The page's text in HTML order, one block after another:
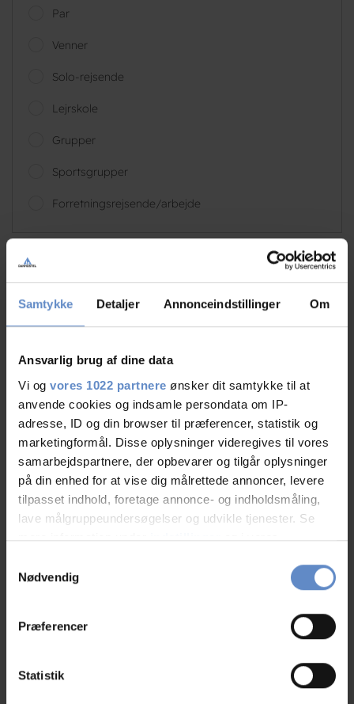
Samtykke Detaljer Annonceindstillinger Om
Ansvarlig brug af dine data
Vi og vores 1022 partnere ønsker dit samtykke til at
anvende cookies og indsamle persondata om IP-
adresse, ID og din browser til præferencer, statistik og
marketingformål. Disse oplysninger videregives til vores
samarbejdspartnere, der opbevarer og tilgår oplysninger
på din enhed for at vise dig målrettede annoncer, levere
tilpasset indhold, foretage annonce- og indholdsmåling,
lave målgruppeundersøgelser og udvikle tjenester. Se
mere information underindstillingerog i vores
tilbage eller ændre indstillinger fra vores
"Cookiedeklaration", eller ved at trykke på "Privacy
Indsamle præcise oplysninger om din placering,
Nødvendig
Præferencer
Statistik
Par
Venner
Solo-rejsende
Lejrskole
Grupper
Sportsgrupper
Forretningsrejsende/arbejde
07.Aug.2026
9,58 ud af 10
Tak for venlig service og gode faciliteter. mvh Peter
N/A
07.Aug.2026
7,92 ud af 10